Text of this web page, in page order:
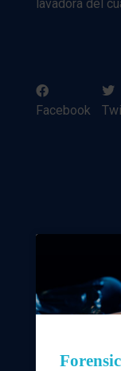
lavadora del
Facebook